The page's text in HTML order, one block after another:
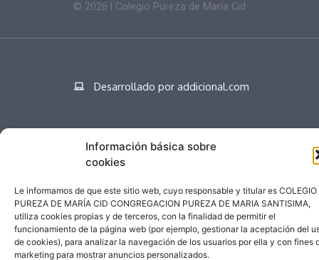
Información básica sobre
cookies
Le informamos de que este sitio web, cuyo responsable y titular es COLEGIO
PUREZA DE MARÍA CID CONGREGACION PUREZA DE MARIA SANTISIMA,
utiliza cookies propias y de terceros, con la finalidad de permitir el
funcionamiento de la página web (por ejemplo, gestionar la aceptación del
de cookies), para analizar la navegación de los usuarios por ella y con fines
marketing para mostrar anuncios personalizados.
© 2026 | Colegio Pureza de María Cid
Desarrollado por addicional.com
Español